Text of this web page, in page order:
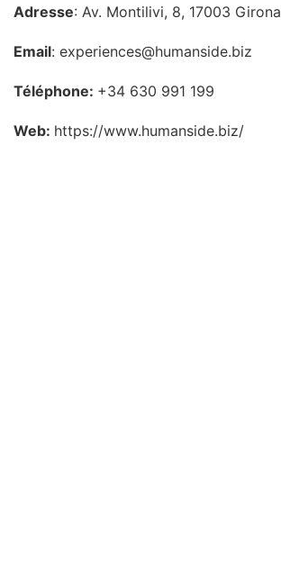
Adresse: Av. Montilivi, 8, 17003 Girona
Email: experiences@humanside.biz
Téléphone: +34 630 991 199
Web: https://www.humanside.biz/